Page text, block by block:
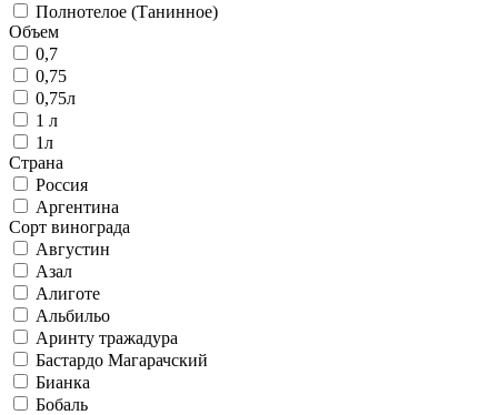
Полнотелое (Танинное)
Объем
0,7
0,75
0,75л
1 л
1л
Страна
Россия
Аргентина
Сорт винограда
Августин
Азал
Алиготе
Альбильо
Аринту тражадура
Бастардо Магарачский
Бианка
Бобаль